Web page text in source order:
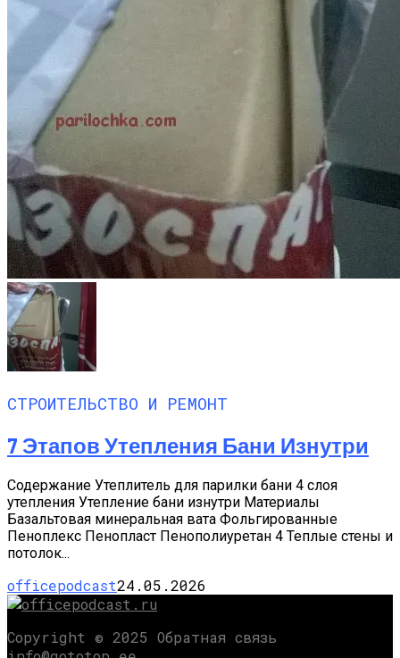
СТРОИТЕЛЬСТВО И РЕМОНТ
7 Этапов Утепления Бани Изнутри
Содержание Утеплитель для парилки бани 4 слоя
утепления Утепление бани изнутри Материалы
Базальтовая минеральная вата Фольгированные
Пеноплекс Пенопласт Пенополиуретан 4 Теплые стены и
потолок...
officepodcast24.05.2026
Copyright © 2025 Обратная связь